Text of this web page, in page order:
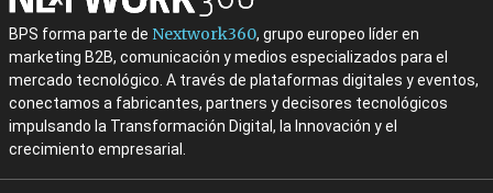
BPS forma parte de Nextwork360, grupo europeo líder en
marketing B2B, comunicación y medios especializados para el
mercado tecnológico. A través de plataformas digitales y eventos,
conectamos a fabricantes, partners y decisores tecnológicos
impulsando la Transformación Digital, la Innovación y el
crecimiento empresarial.